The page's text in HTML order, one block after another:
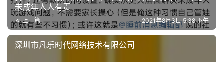
) 未成年人人有责
上一篇 2021年8月3日 5:38 下午
深圳市凡乐时代网络技术有限公司